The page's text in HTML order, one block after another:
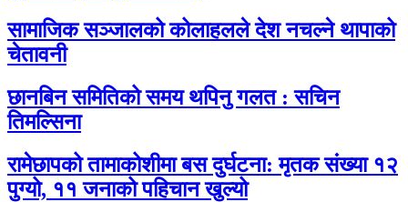
सामाजिक सञ्जालको कोलाहलले देश नचल्ने थापाको
चेतावनी
छानबिन समितिको समय थपिनु गलत : सचिन
तिमल्सिना
रामेछापको तामाकोशीमा बस दुर्घटना: मृतक संख्या १२
पुग्यो, ११ जनाको पहिचान खुल्यो